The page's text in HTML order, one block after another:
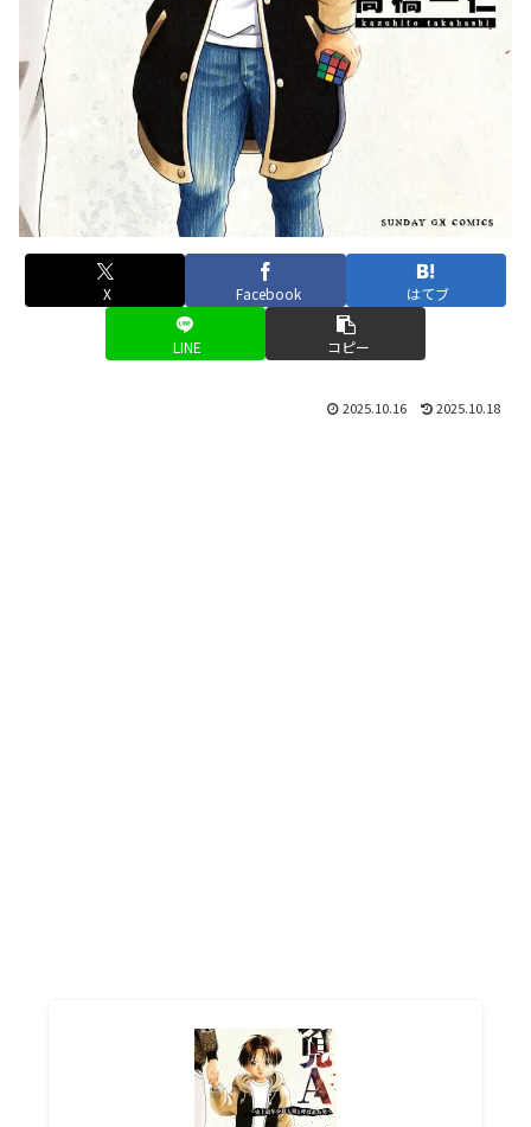
X Facebook はてブ
LINE コピー
2025.10.16 2025.10.18